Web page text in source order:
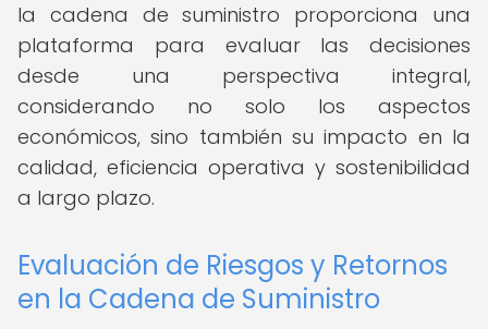
la cadena de suministro proporciona una
plataforma para evaluar las decisiones
desde una perspectiva integral,
considerando no solo los aspectos
económicos, sino también su impacto en la
calidad, eficiencia operativa y sostenibilidad
a largo plazo.
Evaluación de Riesgos y Retornos
en la Cadena de Suministro